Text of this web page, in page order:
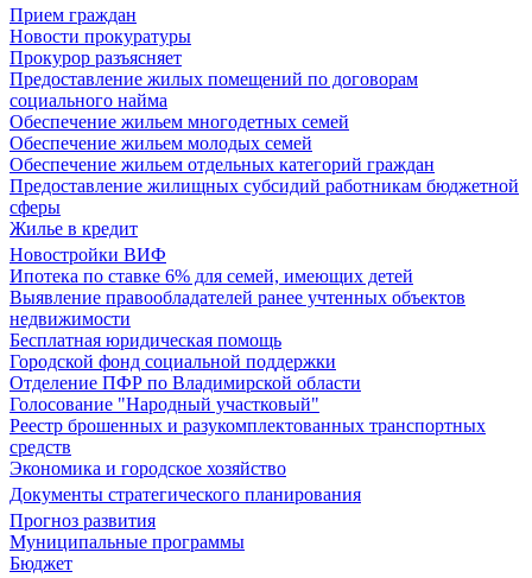
Прием граждан
Новости прокуратуры
Прокурор разъясняет
Предоставление жилых помещений по договорам
социального найма
Обеспечение жильем многодетных семей
Обеспечение жильем молодых семей
Обеспечение жильем отдельных категорий граждан
Предоставление жилищных субсидий работникам бюджетной
сферы
Жилье в кредит
Новостройки ВИФ
Ипотека по ставке 6% для семей, имеющих детей
Выявление правообладателей ранее учтенных объектов
недвижимости
Бесплатная юридическая помощь
Городской фонд социальной поддержки
Отделение ПФР по Владимирской области
Голосование "Народный участковый"
Реестр брошенных и разукомплектованных транспортных
средств
Экономика и городское хозяйство
Документы стратегического планирования
Прогноз развития
Муниципальные программы
Бюджет